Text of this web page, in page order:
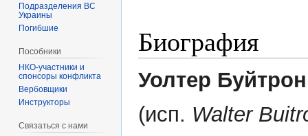
Биография
Уолтер
(исп. Walter
Подразделения ВС
Украины
Погибшие
Пособники
спонсоры конфликта
‏‎Вербовщики
Инструкторы
Связаться с нами